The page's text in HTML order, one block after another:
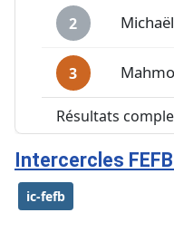
2
3
Résultats
Intercercles
ic-fefb